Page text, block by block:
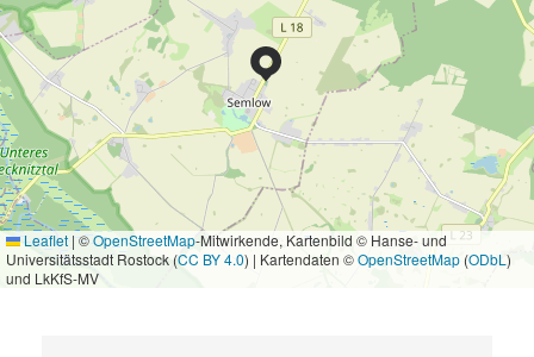
Leaflet | ©OpenStreetMap-Mitwirkende, Kartenbild © Hanse- und
Universitätsstadt Rostock (CC BY 4.0) | Kartendaten ©OpenStreetMap (ODbL )
und LkKfS-MV